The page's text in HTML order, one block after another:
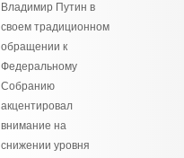
Владимир Путин в
своем традиционном
обращении к
Федеральному
Собранию
акцентировал
внимание на
снижении уровня